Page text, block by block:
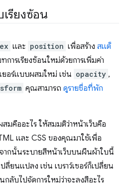
รียงซ้อน
และ position เพื่อสร้าง สแต็
การเรียงซ้อนใหม่ด้วยการเพิ่มค่า
ยอร์แบบผสมใหม่ เช่น opacity ,
คุณสามารถ ดูรายชื่อที่พัก
สมคืออะไร ให้สมมติว่าหน้าเว็บคือ
และ CSS ของคุณมาใช้เพื่อ
กนั้นระบายสีหน้าเว็บบนผืนผ้าใบนี้
ลี่ยนแปลง เช่น เบราว์เซอร์ก็เปลี่ยน
กลับไปจัดการใหม่ว่าจะลงสีอะไร